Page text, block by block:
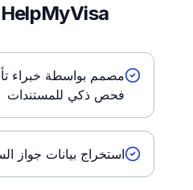
مصمم بواسطة خبراء
فحص ذكي للمستندات
استخراج بيانات جواز